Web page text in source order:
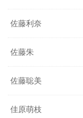
佐藤利奈
佐藤朱
佐藤聡美
佳原萌枝